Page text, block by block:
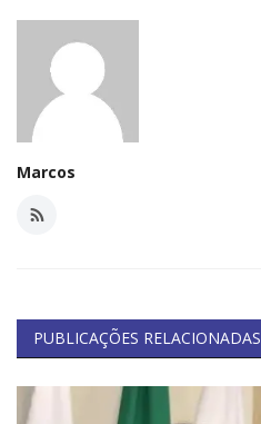
Marcos
PUBLICAÇÕES RELACIONADAS